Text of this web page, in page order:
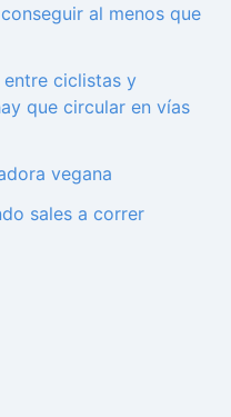
al menos que
entre ciclistas y
que circular en vías
vegana
sales a correr